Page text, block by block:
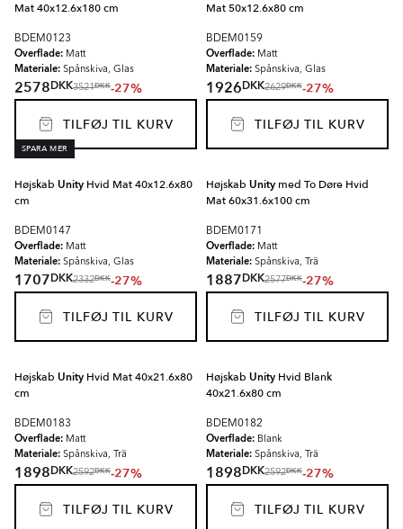
Mat 40x12.6x180 cm
BDEM0123
Overflade: Matt
Materiale: Spånskiva, Glas
2578DKK3521DKK-27%
TILFØJ TIL KURV
Mat 50x12.6x80 cm
BDEM0159
Overflade: Matt
Materiale: Spånskiva, Glas
1926DKK2629DKK-27%
TILFØJ TIL KURV
SPARA MER
Højskab Unity Hvid Mat 40x12.6x80
cm
BDEM0147
Overflade: Matt
Materiale: Spånskiva, Glas
1707DKK2332DKK-27%
TILFØJ TIL KURV
Højskab Unity med To Døre Hvid
Mat 60x31.6x100 cm
BDEM0171
Overflade: Matt
Materiale: Spånskiva, Trä
1887DKK2577DKK-27%
TILFØJ TIL KURV
Højskab Unity Hvid Mat 40x21.6x80
cm
BDEM0183
Overflade: Matt
Materiale: Spånskiva, Trä
1898DKK2592DKK-27%
TILFØJ TIL KURV
Højskab Unity Hvid Blank
40x21.6x80 cm
BDEM0182
Overflade: Blank
Materiale: Spånskiva, Trä
1898DKK2592DKK-27%
TILFØJ TIL KURV